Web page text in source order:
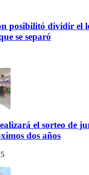
posibilitó dividir el
se separó
el sorteo de
dos años